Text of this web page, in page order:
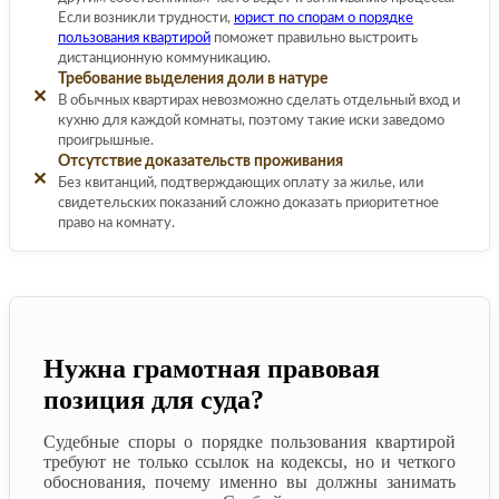
Если возникли трудности, юрист по спорам о порядке
пользования квартирой поможет правильно выстроить
дистанционную коммуникацию.
✕
Требование выделения доли в натуре
В обычных квартирах невозможно сделать отдельный вход и
кухню для каждой комнаты, поэтому такие иски заведомо
проигрышные.
✕
Отсутствие доказательств проживания
Без квитанций, подтверждающих оплату за жилье, или
свидетельских показаний сложно доказать приоритетное
право на комнату.
Нужна грамотная правовая
позиция для суда?
Судебные споры о порядке пользования квартирой
требуют не только ссылок на кодексы, но и четкого
обоснования, почему именно вы должны занимать